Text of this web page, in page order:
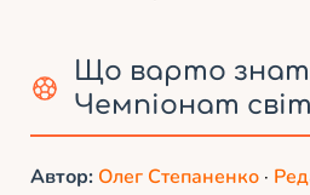
Що варто
Чемпіонат
Автор: Олег Степаненко ·